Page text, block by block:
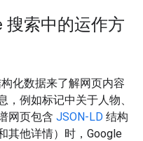
索中的运作方
化数据来了解网页内容
例如标记中关于人物、
网页包含 JSON-LD 结构
其他详情）时，Google